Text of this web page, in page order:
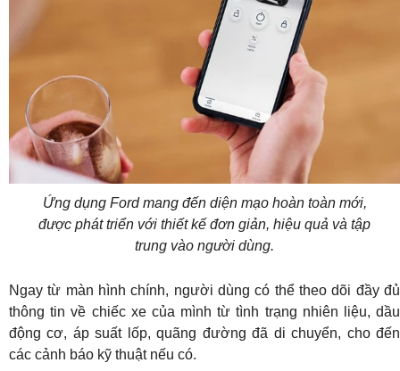
Ứng dụng Ford mang đến diện mạo hoàn toàn mới,
được phát triển với thiết kế đơn giản, hiệu quả và tập
trung vào người dùng.
Ngay từ màn hình chính, người dùng có thể theo dõi đầy đủ
thông tin về chiếc xe của mình từ tình trạng nhiên liệu, dầu
động cơ, áp suất lốp, quãng đường đã di chuyển, cho đến
các cảnh báo kỹ thuật nếu có.